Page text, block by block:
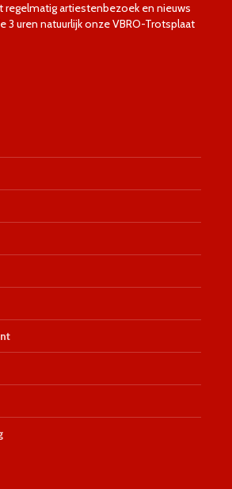
regelmatig artiestenbezoek en nieuws
3 uren natuurlijk onze VBRO-Trotsplaat